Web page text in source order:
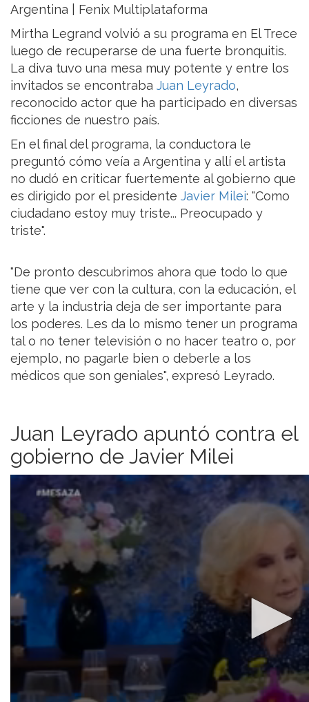
Argentina | Fenix Multiplataforma
Mirtha Legrand volvió a su programa en El Trece
luego de recuperarse de una fuerte bronquitis.
La diva tuvo una mesa muy potente y entre los
invitados se encontraba Juan Leyrado,
reconocido actor que ha participado en diversas
ficciones de nuestro país.
En el final del programa, la conductora le
preguntó cómo veía a Argentina y allí el artista
no dudó en criticar fuertemente al gobierno que
es dirigido por el presidente Javier Milei: "Como
ciudadano estoy muy triste... Preocupado y
triste".
"De pronto descubrimos ahora que todo lo que
tiene que ver con la cultura, con la educación, el
arte y la industria deja de ser importante para
los poderes. Les da lo mismo tener un programa
tal o no tener televisión o no hacer teatro o, por
ejemplo, no pagarle bien o deberle a los
médicos que son geniales", expresó Leyrado.
Juan Leyrado apuntó contra el
gobierno de Javier Milei